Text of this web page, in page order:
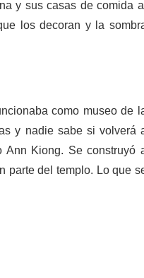
y sus casas de comida al
los decoran y la
como museo de
y nadie sabe si volverá
Ann Kiong. Se construyó
parte del templo. Lo que